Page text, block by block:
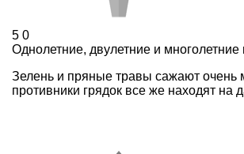
5 0
Однолетние, двулетние и
Зелень и пряные травы сажают очень
противники грядок все же находят на